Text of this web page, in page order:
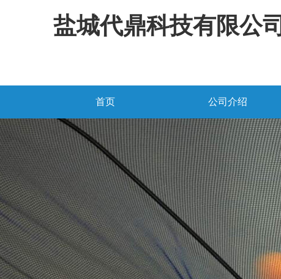
盐城代鼎科技有限公司
首页 公司介绍